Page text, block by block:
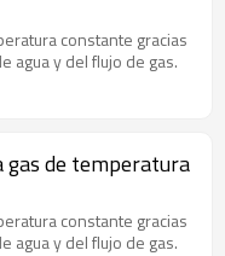
constante gracias
agua y del flujo de gas.
gas de temperatura
constante gracias
agua y del flujo de gas.